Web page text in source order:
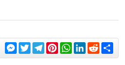
Messenger
TwitterTelegram
Pinterest
WhatsApp
LinkedIn
Reddit